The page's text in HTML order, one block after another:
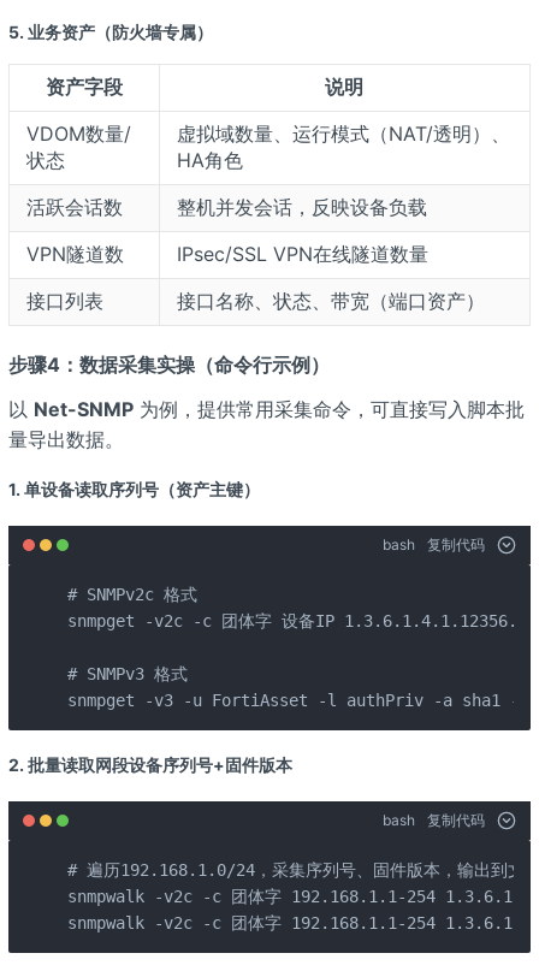
5. 业务资产（防火墙专属）
资产字段
说明
VDOM数量/
状态
虚拟域数量、运行模式（NAT/透明）、
HA角色
活跃会话数
整机并发会话，反映设备负载
VPN隧道数
IPsec/SSL VPN在线隧道数量
接口列表
接口名称、状态、带宽（端口资产）
步骤4：数据采集实操（命令行示例）
以 Net-SNMP为例，提供常用采集命令，可直接写入脚本批
量导出数据。
1. 单设备读取序列号（资产主键）
bash 复制代码
# SNMPv2c 格式
snmpget -v2c -c 团体字 设备IP
# SNMPv3 格式
snmpget -v3 -u FortiAsset -l authPriv -a sha1 -A
2. 批量读取网段设备序列号+固件版本
bash 复制代码
# 遍历192.168.1.0/24，采集序列号、固件版本，输出到文
snmpwalk -v2c -c 团体字 192.168.1.1-254
snmpwalk -v2c -c 团体字 192.168.1.1-254